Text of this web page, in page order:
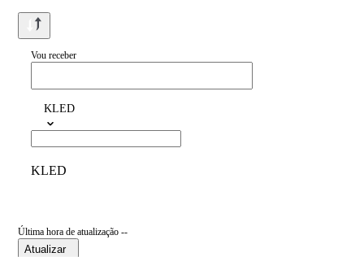
Vou receber
KLED
KLED
Última hora de atualização --
Atualizar